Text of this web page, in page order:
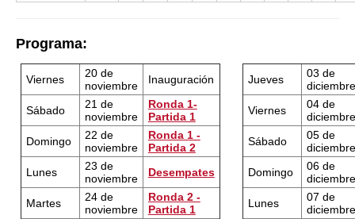
Programa:
Viernes
20 de
noviembre
Inauguración
Sábado
21 de
noviembre
Ronda 1-
Partida 1
Domingo
22 de
noviembre
Ronda 1 -
Partida 2
Lunes
23 de
noviembre
Desempates
Martes
24 de
noviembre
Ronda 2 -
Partida 1
Jueves
03 de
diciembre
Viernes
04 de
diciembre
Sábado
05 de
diciembre
Domingo
06 de
diciembre
Lunes
07 de
diciembre